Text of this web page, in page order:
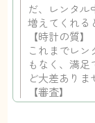
だ、レンタル
増えてくれる
【時計の質】
これまでレ
もなく、満
ど大差ありま
【審査】
簡単でした。